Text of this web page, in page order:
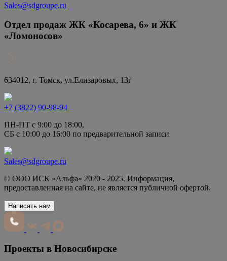
Sales@sdgroupe.ru
Отдел продаж ЖК «Косарева, 6» и ЖК
«Ломоносов»
634012, г. Томск, ​ул.Елизаровых, 13г
+7 (3822) 90-98-94
ПН-ПТ с 9:00 до 18:00,
СБ с 10:00 до 16:00 по предварительной записи
Sales@sdgroupe.ru
© ООО ИСК «Альфа» 2020 - 2025. Информация,
предоставленная на сайте, не является публичной офертой.
Написать нам
Проекты в Новосибирске